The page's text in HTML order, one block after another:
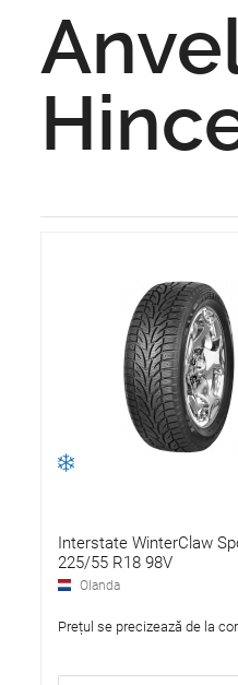
Interstate WinterClaw
225/55 R18 98V
Olanda
Prețul se precizează de la